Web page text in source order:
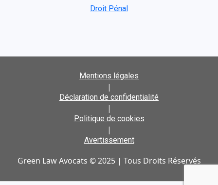
Droit Pénal
Mentions légales
|
Déclaration de confidentialité
|
Politique de cookies
|
Avertissement
Green Law Avocats © 2025 | Tous Droits Réservés